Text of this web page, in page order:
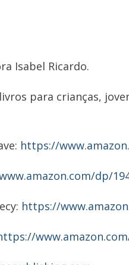
Isabel Ricardo.
para crianças,
https://
dp/
https://